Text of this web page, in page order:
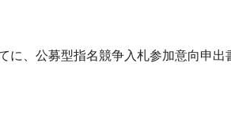
、公募型指名競争⼊札参加意向申出